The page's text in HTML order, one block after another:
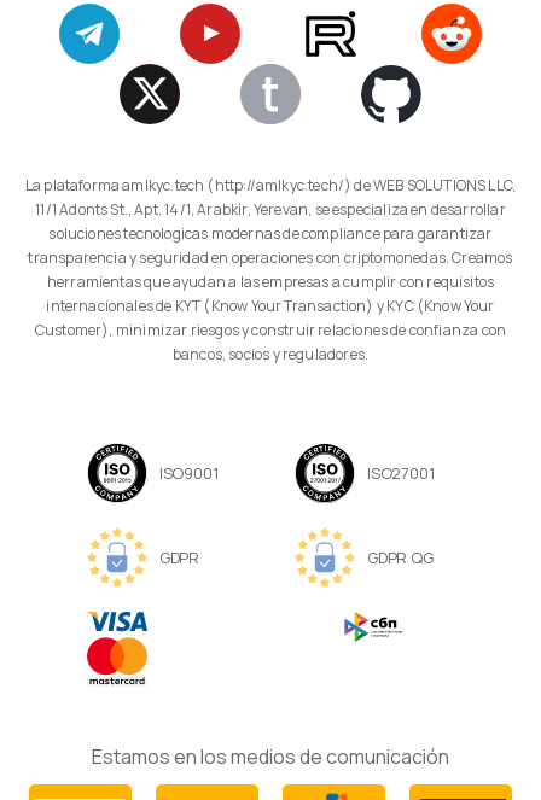
La plataforma amlkyc.tech (http://amlkyc.tech/) de WEB SOLUTIONS LLC,
11/1 Adonts St., Apt. 14/1, Arabkir, Yerevan, se especializa en desarrollar
soluciones tecnologicas modernas de compliance para garantizar
transparencia y seguridad en operaciones con criptomonedas. Creamos
herramientas que ayudan a las empresas a cumplir con requisitos
internacionales de KYT (Know Your Transaction) y KYC (Know Your
Customer), minimizar riesgos y construir relaciones de confianza con
bancos, socios y reguladores.
ISO9001 ISO27001
GDPR GDPR QG
Estamos en los medios de comunicación